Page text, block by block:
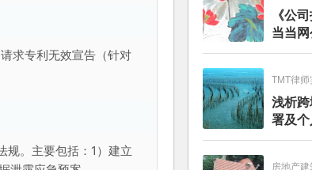
求专利无效宣告（针对
规。主要包括：1）建立
《公
当当
畅销
TMT律师
浅析
署及
房地产